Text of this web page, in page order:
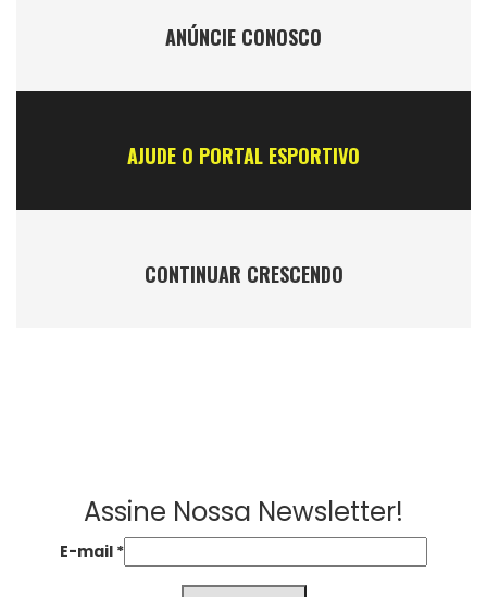
ANÚNCIE CONOSCO
AJUDE O PORTAL ESPORTIVO
CONTINUAR CRESCENDO
Assine Nossa Newsletter!
E-mail *